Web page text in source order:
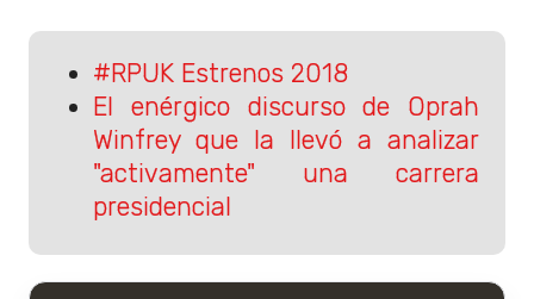
#RPUK Estrenos 2018
El enérgico discurso de Oprah
Winfrey que la llevó a analizar
"activamente" una carrera
presidencial